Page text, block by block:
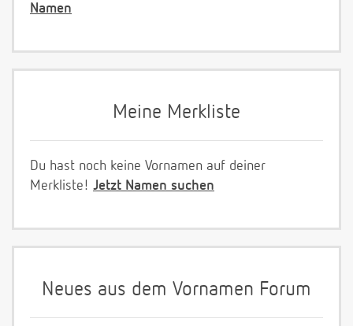
Namen
Meine Merkliste
Du hast noch keine Vornamen auf deiner
Merkliste! Jetzt Namen suchen
Neues aus dem Vornamen Forum